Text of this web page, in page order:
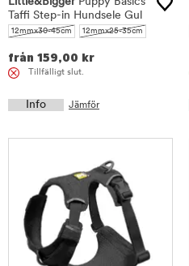
Taffi Step-in Hundsele Gul
12mmx30-45cm 12mmx25-35cm
från 159,00 kr
Tillfälligt slut.
Info Jämför